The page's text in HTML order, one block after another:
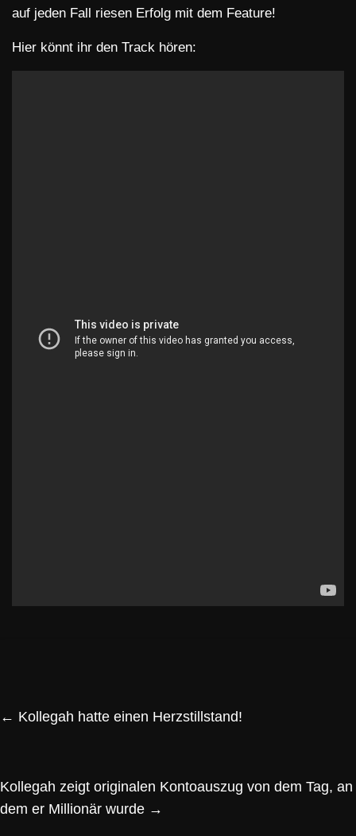
auf jeden Fall riesen Erfolg mit dem Feature!
Hier könnt ihr den Track hören:
← Kollegah hatte einen Herzstillstand!
Kollegah zeigt originalen Kontoauszug von dem Tag, an
dem er Millionär wurde →